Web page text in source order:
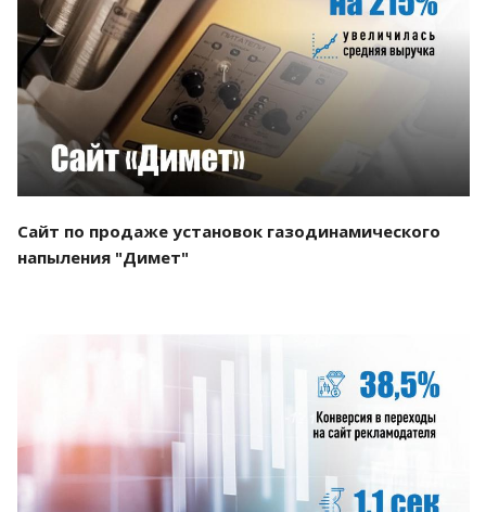
Смотреть проект
Сайт по продаже установок газодинамического
напыления "Димет"